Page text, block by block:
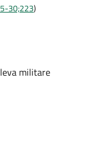
30;223)
militare